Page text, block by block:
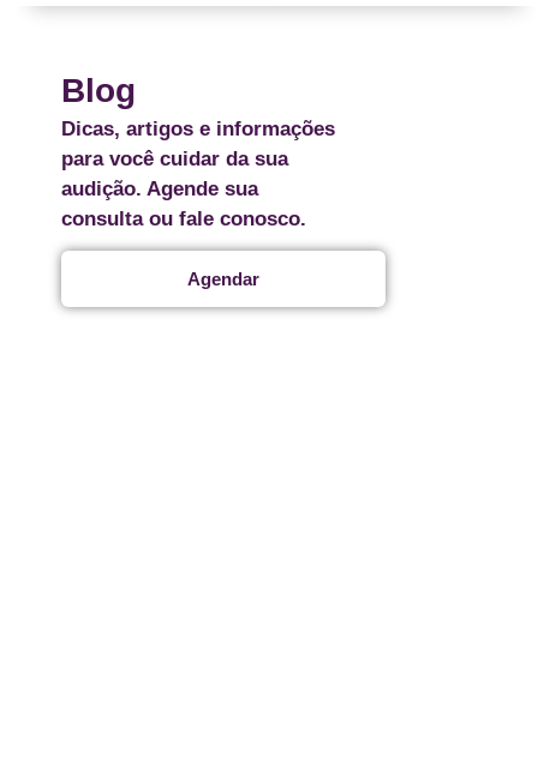
Blog
Dicas, artigos e informações
para você cuidar da sua
audição. Agende sua
consulta ou fale conosco.
Agendar